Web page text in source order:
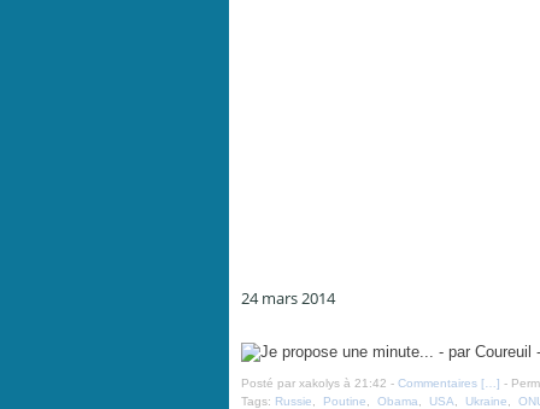
24 mars 2014
Posté par xakolys à 21:42 - Commentaires [… ] -
Tags: Russie Poutine Obama USA Ukraine